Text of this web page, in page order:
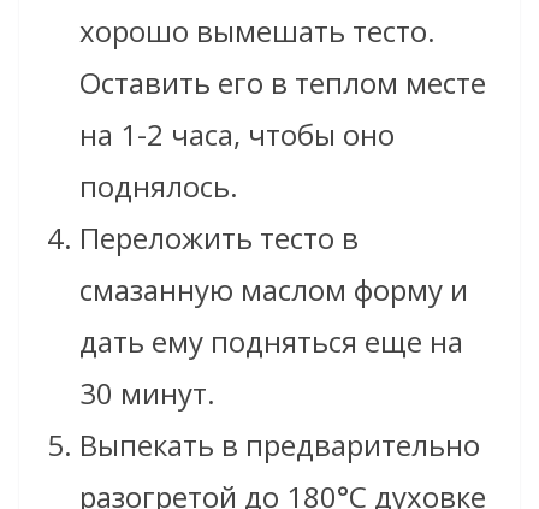
хорошо вымешать тесто.
Оставить его в теплом месте
на 1-2 часа, чтобы оно
поднялось.
Переложить тесто в
смазанную маслом форму и
дать ему подняться еще на
30 минут.
Выпекать в предварительно
разогретой до 180°C духовке